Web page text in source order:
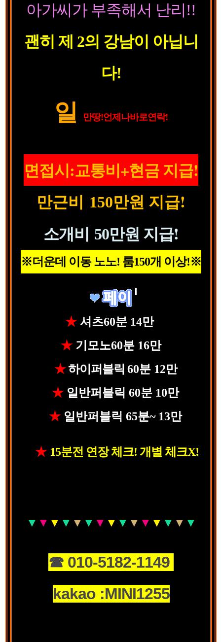
아가씨가 부족해서 난리!!
괜히 제 2의 강남이 아닙니
다!
일 만땅!언제나바로연락!
면접시:교통비+현금 지급!
만근비 150만원 지급!
소개비 50만원 지급!
※더운데 이동 노노! 룸150개 이상!※
★ 셔츠60분 14만
★ 기모노60분 16만
★하이퍼블릭 60분 12만
★ 일반퍼블릭 60분 10만
★ 일반퍼블릭 65분~ 13만
★ 15분전 연장 체크! 개별 체크X!
▼ ▼ ▼ ▼ ▼ ▼ ▼ ▼ ▼ ▼ ▼ ▼ ▼ ▼ ▼
☎ 010-5182-1149
kakao :MINI1255